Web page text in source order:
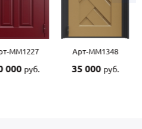
руб.
Арт-ММ1507
55 000руб.